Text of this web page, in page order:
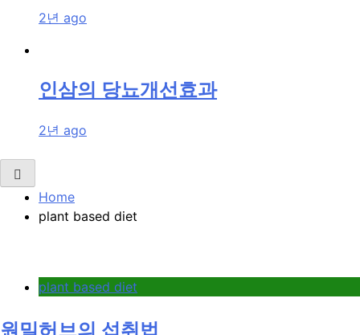
2년 ago
인삼의 당뇨개선효과
2년 ago
Home
plant based diet
plant based diet
원밀허브의 섭취법